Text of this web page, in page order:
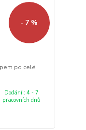
- 7 %
po celé
Dodání : 4 - 7
pracovních dnů